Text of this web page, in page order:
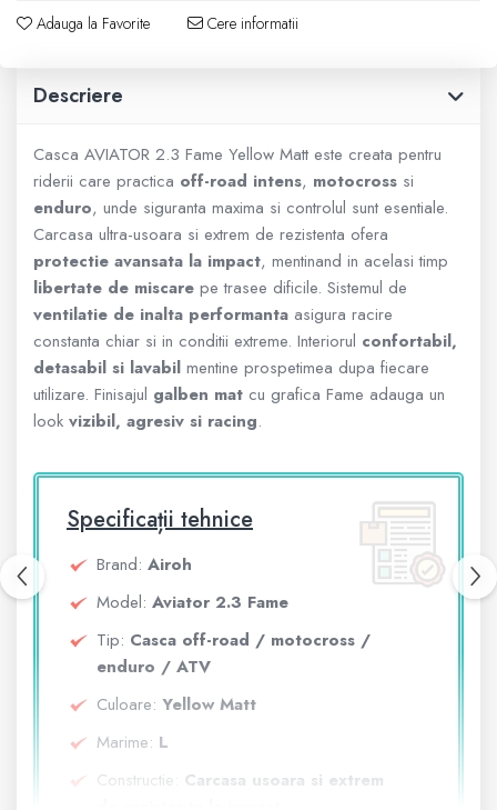
Can-Am Outlander
Can-Am Renegade
Capacitate
200 - 400 cmc. (8)
400 - 600 cmc. (65)
600 - 800 cmc. (29)
800 - 1000 cmc. (81)
MOTOCICLETE
Adauga la Favorite Cere informatii
Descriere
Casca AVIATOR 2.3 Fame Yellow Matt este creata pentru
riderii care practica off-road intens, motocross si
enduro, unde siguranta maxima si controlul sunt esentiale.
Carcasa ultra-usoara si extrem de rezistenta ofera
protectie avansata la impact, mentinand in acelasi timp
libertate de miscare pe trasee dificile. Sistemul de
ventilatie de inalta performanta asigura racire
constanta chiar si in conditii extreme. Interiorul confortabil,
detasabil si lavabil mentine prospetimea dupa fiecare
utilizare. Finisajul galben mat cu grafica Fame adauga un
look vizibil, agresiv si racing.
Specificații tehnice
Brand: Airoh
Model: Aviator 2.3 Fame
Tip: Casca off-road / motocross /
enduro / ATV
Culoare: Yellow Matt
Marime: L
Constructie: Carcasa usoara si extrem